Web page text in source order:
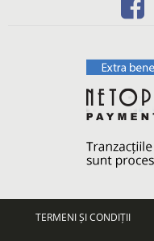
TERMENI ȘI CONDIȚII